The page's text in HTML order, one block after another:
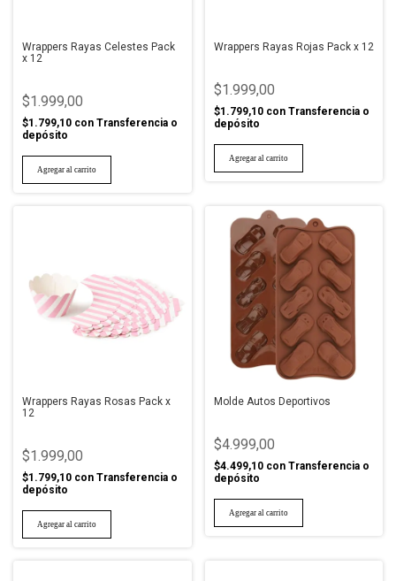
Wrappers Rayas Celestes Pack
x 12
$1.999,00
$1.799,10 con Transferencia o
depósito
Wrappers Rayas Rojas Pack x 12
$1.999,00
$1.799,10 con Transferencia o
depósito
Wrappers Rayas Rosas Pack x
12
$1.999,00
$1.799,10 con Transferencia o
depósito
Molde Autos Deportivos
$4.999,00
$4.499,10 con Transferencia o
depósito